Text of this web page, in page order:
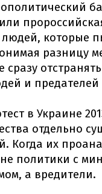
которые
разницу
и
в Украине
отдельно
Когда их
политики с
а вредители.